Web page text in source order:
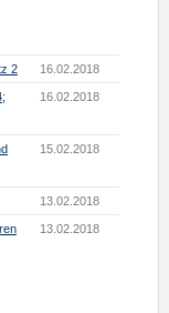
2 16.02.2018
16.02.2018
15.02.2018
13.02.2018
13.02.2018